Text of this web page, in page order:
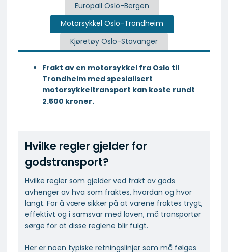
Europall Oslo-Bergen
Motorsykkel Oslo-Trondheim
Kjøretøy Oslo-Stavanger
Frakt av en motorsykkel fra Oslo til
Trondheim med spesialisert
motorsykkeltransport kan koste rundt
2.500 kroner.
Hvilke regler gjelder for
godstransport?
Hvilke regler som gjelder ved frakt av gods
avhenger av hva som fraktes, hvordan og hvor
langt. For å være sikker på at varene fraktes trygt,
effektivt og i samsvar med loven, må transportør
sørge for at disse reglene blir fulgt.
Her er noen typiske retningslinjer som må følges